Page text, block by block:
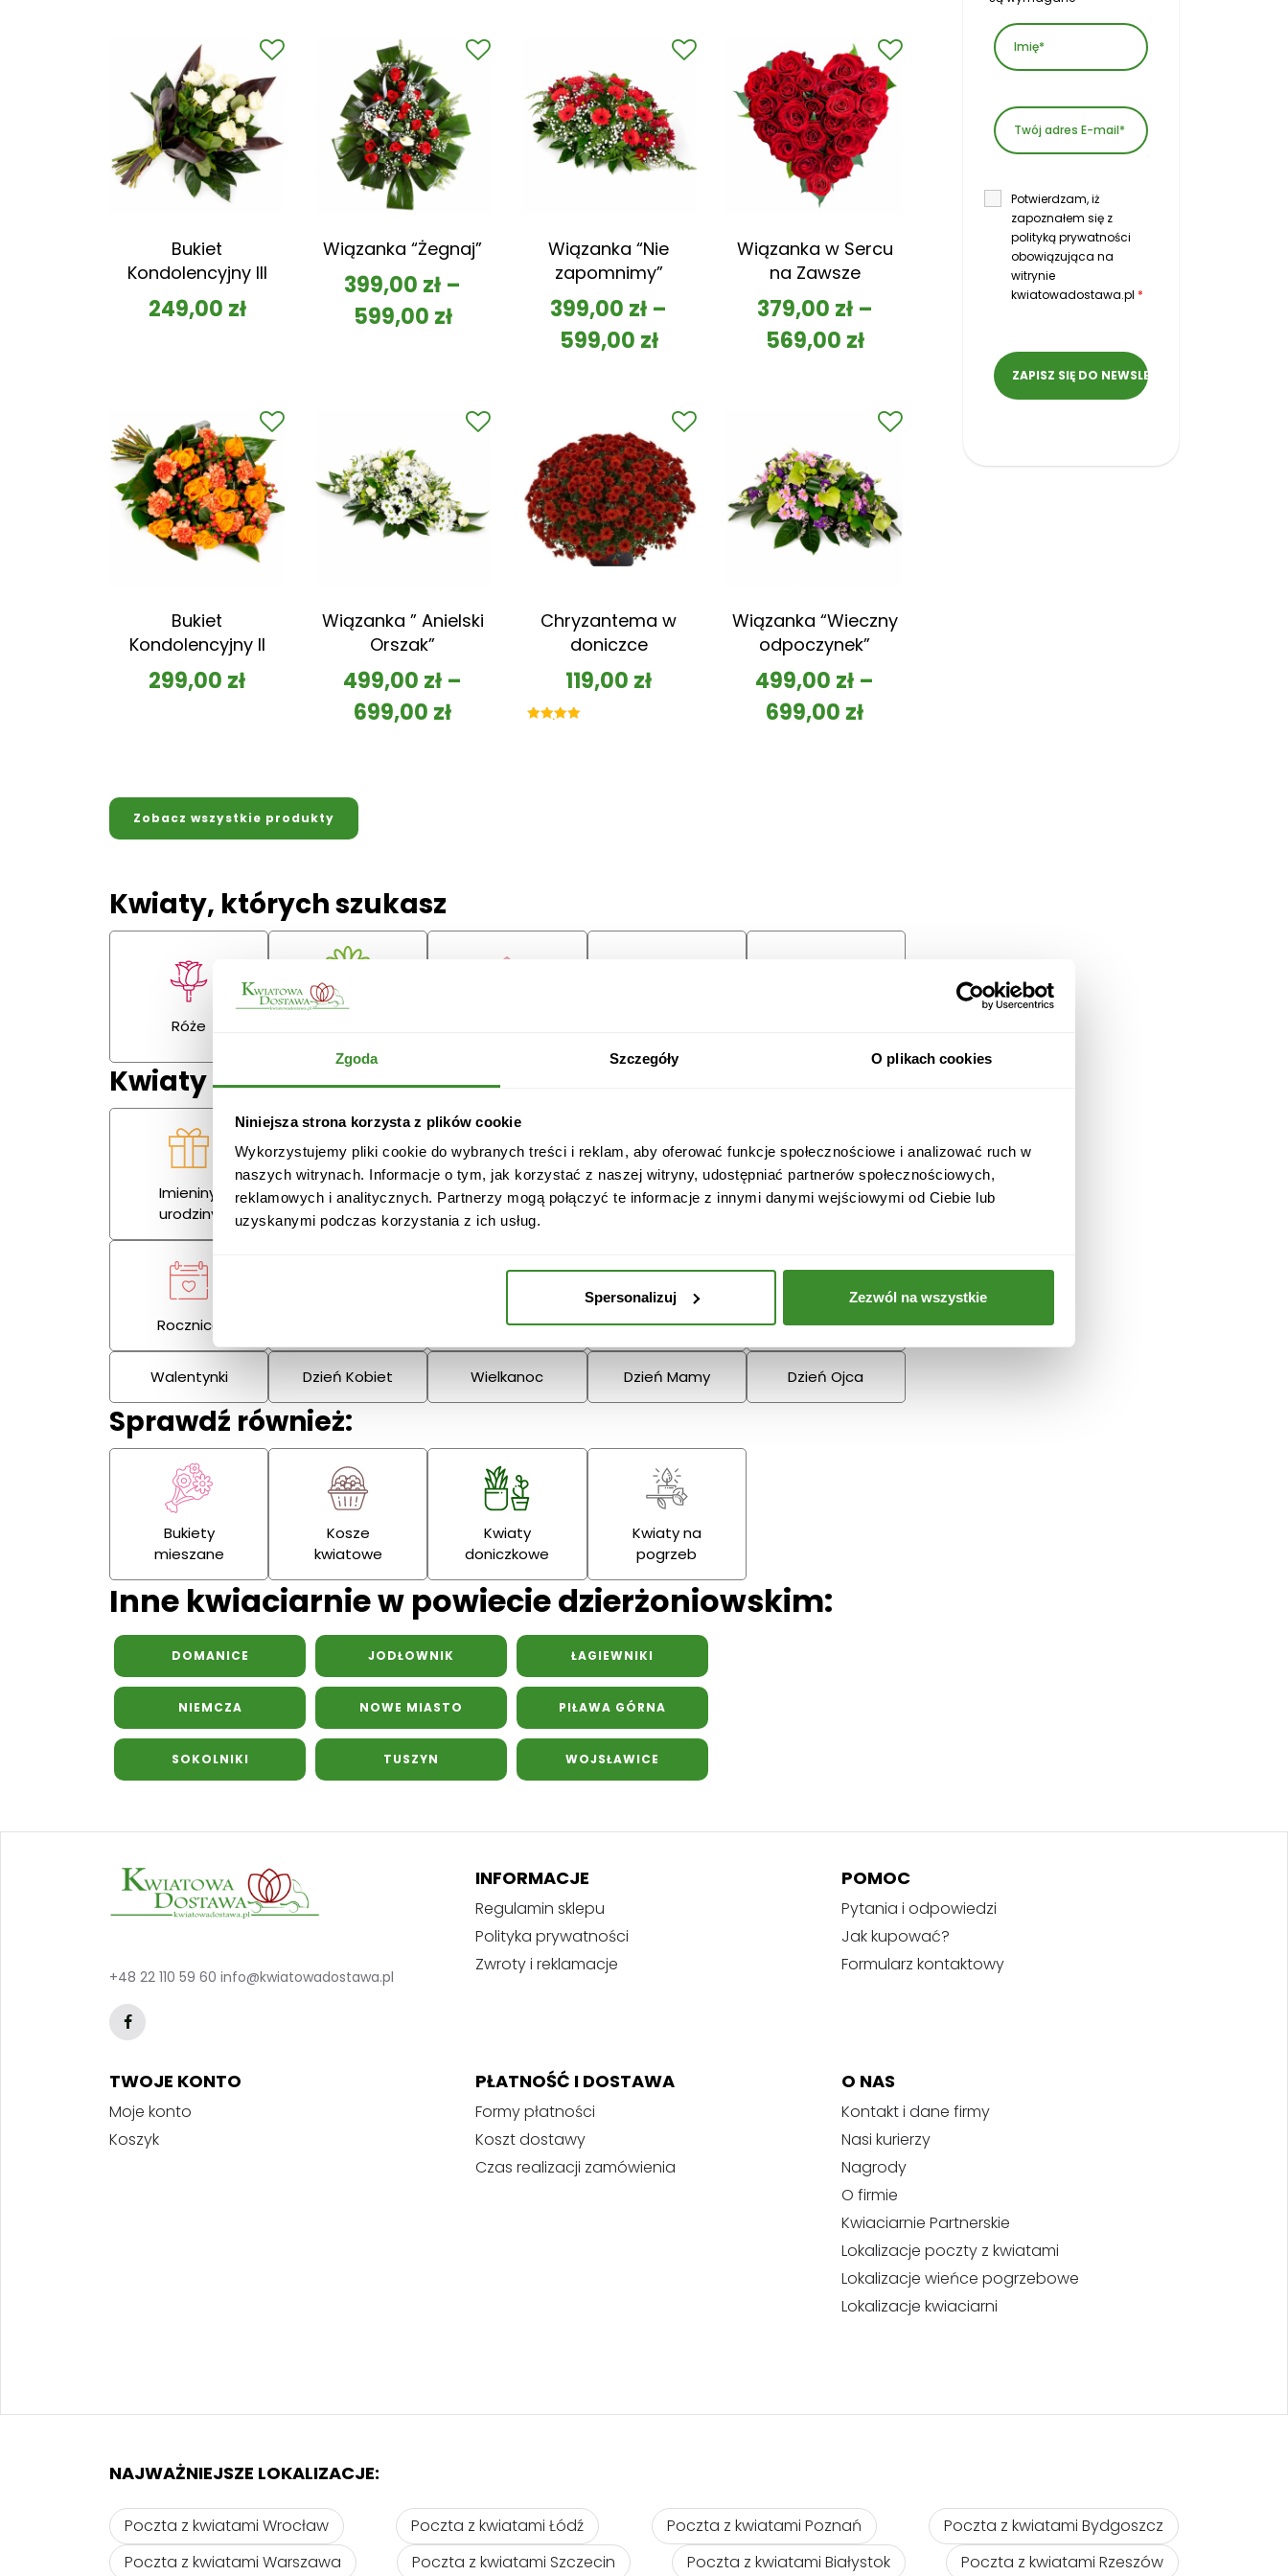
Zgoda Szczegóły O plikach cookies
Niniejsza strona korzysta z plików cookie
Wykorzystujemy pliki cookie do wybranych treści i reklam, aby oferować funkcje społecznościowe i analizować ruch w
naszych witrynach. Informacje o tym, jak korzystać z naszej witryny, udostępniać partnerów społecznościowych,
reklamowych i analitycznych. Partnerzy mogą połączyć te informacje z innymi danymi wejściowymi od Ciebie lub
uzyskanymi podczas korzystania z ich usług.
Spersonalizuj Zezwól na wszystkie
Bukiet
Kondolencyjny III
249,00 zł
Wiązanka “Żegnaj”
399,00 zł –
599,00 zł
Wiązanka “Nie
zapomnimy”
399,00 zł –
599,00 zł
Wiązanka w Sercu
na Zawsze
379,00 zł–
569,00 zł
Bukiet
Kondolencyjny II
299,00 zł
Wiązanka ” Anielski
Orszak”
499,00 zł –
699,00 zł
Chryzantema w
doniczce
119,00 zł
Wiązanka “Wieczny
odpoczynek”
499,00 zł –
699,00 zł
Zobacz wszystkie produkty
Kwiaty, których szukasz
Róże
Gerbery,
Kwiaty na każdą okazję
Imieniny,
urodziny
Miłość Przeprosiny Gratulacje Ślub
Rocznica Podziękowania
Narodzenie
Dziadka
Walentynki Dzień Kobiet Wielkanoc Dzień Mamy Dzień Ojca
Sprawdź również:
Bukiety
mieszane
Kosze
kwiatowe
Kwiaty
doniczkowe
Kwiaty na
pogrzeb
Inne kwiaciarnie w powiecie dzierżoniowskim:
DOMANICE JODŁOWNIK ŁAGIEWNIKI
NIEMCZA NOWE MIASTO PIŁAWA GÓRNA
SOKOLNIKI TUSZYN WOJSŁAWICE
Potwierdzam, iż
zapoznałem się z
polityką prywatności
obowiązująca na
witrynie
kwiatowadostawa.pl *
+48 22 110 59 60 info@kwiatowadostawa.pl
INFORMACJE
Regulamin sklepu
Polityka prywatności
Zwroty i reklamacje
POMOC
Pytania i odpowiedzi
Jak kupować?
Formularz kontaktowy
TWOJE KONTO
Moje konto
Koszyk
PŁATNOŚĆ I DOSTAWA
Formy płatności
Koszt dostawy
Czas realizacji zamówienia
O NAS
Kontakt i dane firmy
Nasi kurierzy
Nagrody
O firmie
Kwiaciarnie Partnerskie
Lokalizacje poczty z kwiatami
Lokalizacje wieńce pogrzebowe
Lokalizacje kwiaciarni
NAJWAŻNIEJSZE LOKALIZACJE:
Poczta z kwiatami Wrocław Poczta z kwiatami Łódź Poczta z kwiatami Poznań
Poczta z kwiatami Bydgoszcz
Poczta z kwiatami Warszawa
Poczta z kwiatami Szczecin Poczta z kwiatami Białystok Poczta z kwiatami Rzeszów